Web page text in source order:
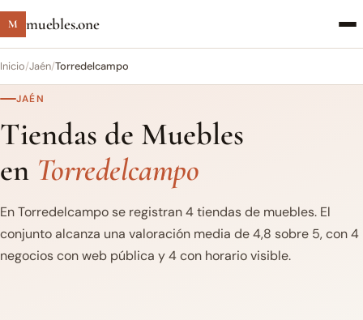
M muebles.one
Inicio/Jaén/Torredelcampo
JAÉN
Tiendas de Muebles
en Torredelcampo
En Torredelcampo se registran 4 tiendas de muebles. El
conjunto alcanza una valoración media de 4,8 sobre 5, con 4
negocios con web pública y 4 con horario visible.